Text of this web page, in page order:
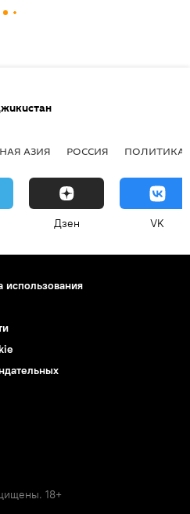
АЗИЯ РОССИЯ ПОЛИТИКА
Дзен VK
использования
18+